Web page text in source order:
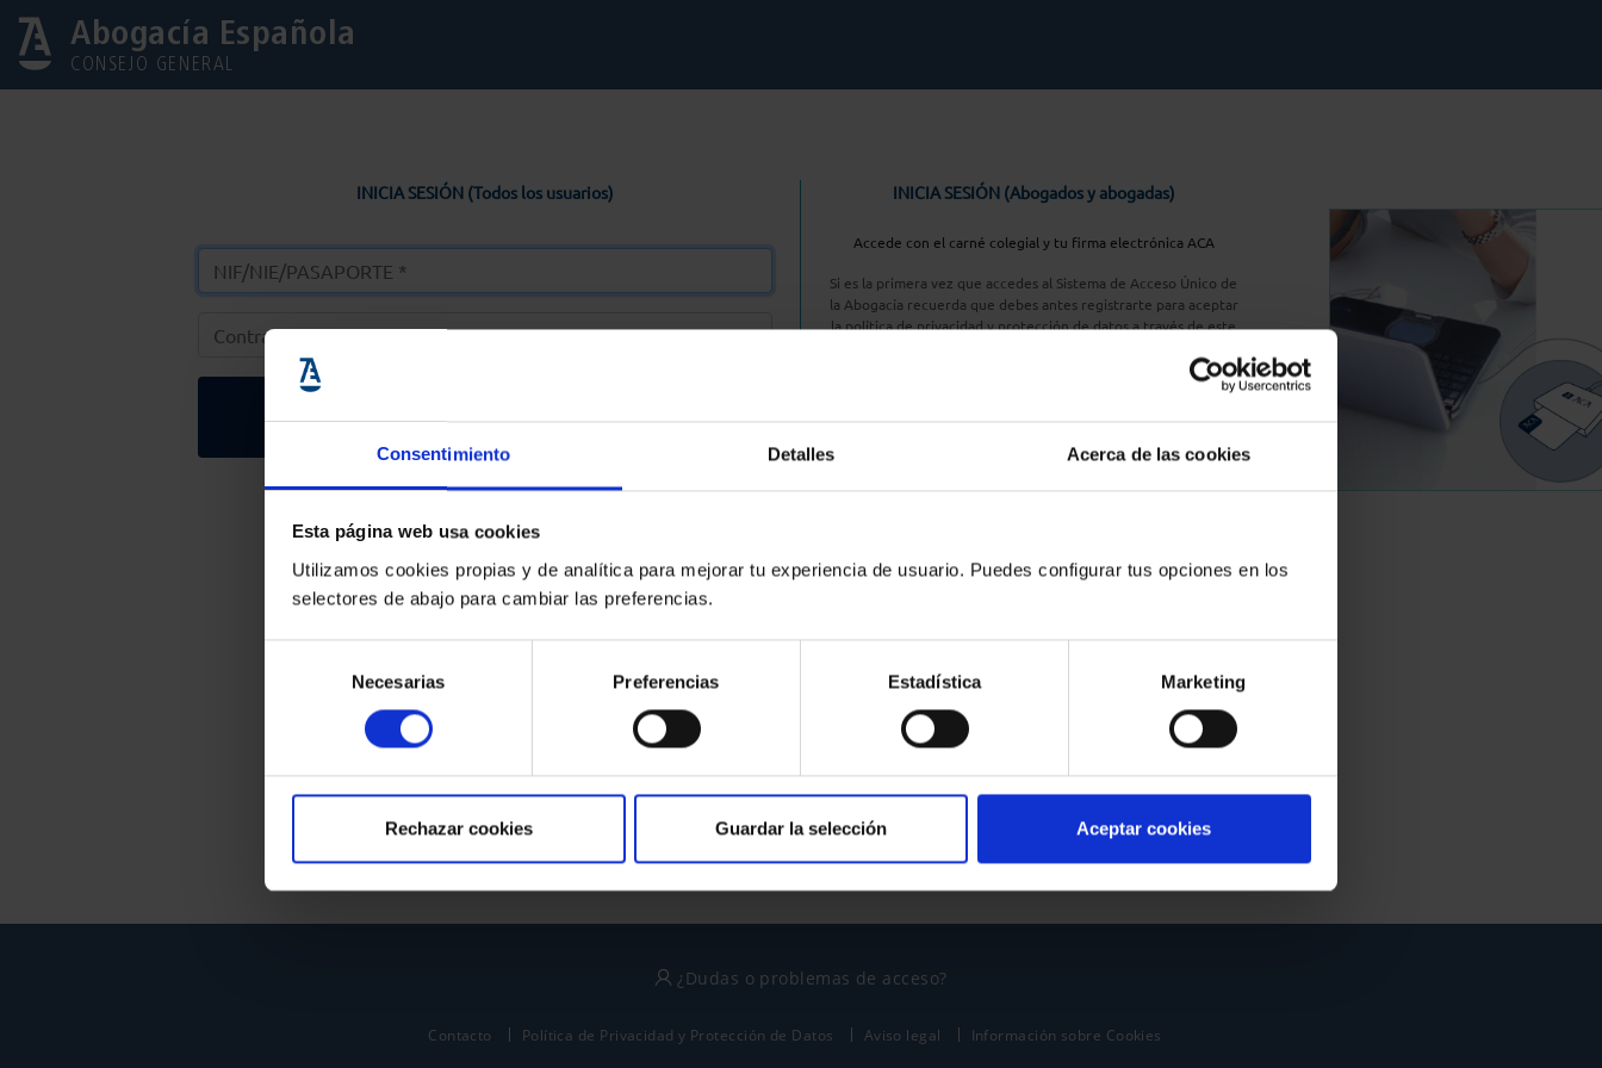
Consentimiento Detalles Acerca de las cookies
Esta página web usa cookies
Utilizamos cookies propias y de analítica para mejorar tu experiencia de usuario. Puedes configurar tus opciones en los
selectores de abajo para cambiar las preferencias.
consentimiento
Necesarias Preferencias Estadística Marketing
Rechazar cookies Guardar la selección Aceptar cookies
Abogacía Española
CONSEJO GENERAL
INICIA SESIÓN (Todos los usuarios)
Entrar
Solicitar Contraseña
INICIA SESIÓN (Abogados y abogadas)
Accede con el carné colegial y tu firma electrónica ACA
Si es la primera vez que accedes al Sistema de Acceso Único de
la Abogacía recuerda que debes antes registrarte para aceptar
la política de privacidad y protección de datos a través de este
Entrar con ACA Plus
¿No tienes cuenta?
política de privacidad
y términos del servicio
¿Dudas o problemas de acceso?
Contacto Política de Privacidad y Protección de Datos Aviso legal Información sobre Cookies